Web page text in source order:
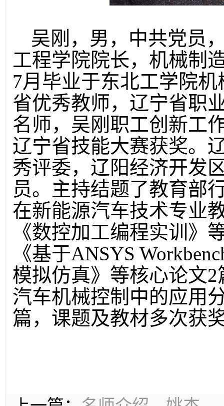
吴刚，男，中共党员
工程学院院长，机械制
7月毕业于东北工学院
省优秀教师，辽宁省职
名师，吴刚职工创新工
辽宁省技能大赛获奖。
秀评委，辽阳经济开发
员。主持结题了教育部
在新能源汽车技术专业
《数控加工编程实训》
《基于ANSYS
模拟仿真》等核心论文
汽车机械控制中的应用
篇，课题及教材多次获